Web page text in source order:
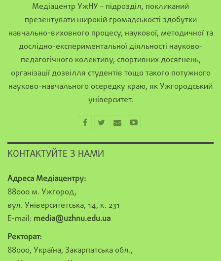
Медіацентр УжНУ – підрозділ, покликаний
презентувати широкій громадськості здобутки
навчально-виховного процесу, наукової, методичної та
дослідно-експериментальної діяльності науково-
педагогічного колективу, спортивних досягнень,
організації дозвілля студентів тощо такого потужного
науково-навчального осередку краю, як Ужгородський
університет.
КОНТАКТУЙТЕ З НАМИ
Адреса Медіацентру:
88000 м. Ужгород,
вул. Університетська, 14, к. 231
E-mail: media@uzhnu.edu.ua
Ректорат:
88000, Україна, Закарпатська обл.,